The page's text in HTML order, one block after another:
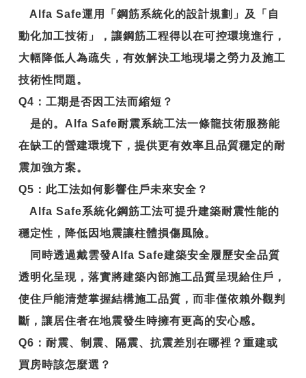
Alfa Safe運用「鋼筋系統化的設計規劃」及「自
動化加工技術」，讓鋼筋工程得以在可控環境進行，
大幅降低人為疏失，有效解決工地現場之勞力及施工
技術性問題。
Q4 ：工期是否因工法而縮短？
是的。Alfa Safe耐震系統工法一條龍技術服務能
在缺工的營建環境下，提供更有效率且品質穩定的耐
震加強方案。
Q5 ：此工法如何影響住戶未來安全？
Alfa Safe系統化鋼筋工法可提升建築耐震性能的
穩定性，降低因地震讓柱體損傷風險。
同時透過戴雲發Alfa Safe建築安全履歷安全品質
透明化呈現，落實將建築內部施工品質呈現給住戶，
使住戶能清楚掌握結構施工品質，而非僅依賴外觀判
斷，讓居住者在地震發生時擁有更高的安心感。
Q6 ：耐震、制震、隔震、抗震差別在哪裡？重建或
買房時該怎麼選？